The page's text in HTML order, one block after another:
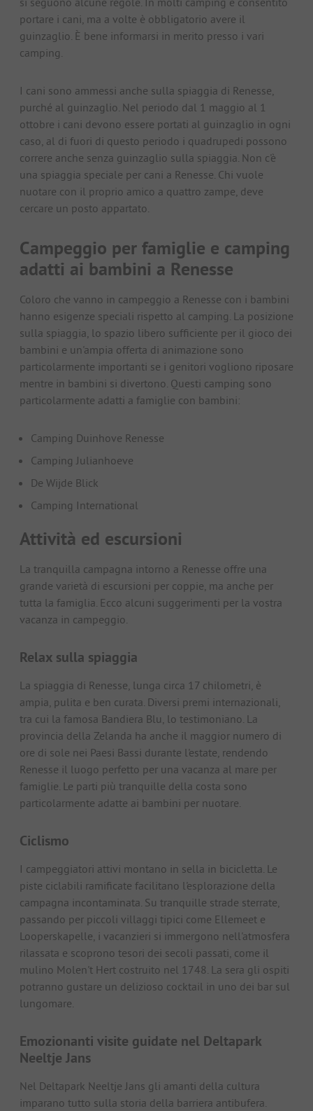
portare i cani, ma a volte è obbligatorio avere il
guinzaglio. È bene informarsi in merito presso i vari
camping.
I cani sono ammessi anche sulla spiaggia di Renesse,
purché al guinzaglio. Nel periodo dal 1 maggio al 1
ottobre i cani devono essere portati al guinzaglio in ogni
caso, al di fuori di questo periodo i quadrupedi possono
correre anche senza guinzaglio sulla spiaggia. Non c'è
una spiaggia speciale per cani a Renesse. Chi vuole
nuotare con il proprio amico a quattro zampe, deve
cercare un posto appartato.
Campeggio per famiglie e camping
adatti ai bambini a Renesse
Coloro che vanno in campeggio a Renesse con i bambini
hanno esigenze speciali rispetto al camping. La posizione
sulla spiaggia, lo spazio libero sufficiente per il gioco dei
bambini e un'ampia offerta di animazione sono
particolarmente importanti se i genitori vogliono riposare
mentre in bambini si divertono. Questi camping sono
particolarmente adatti a famiglie con bambini:
Camping Duinhove Renesse
Camping Julianhoeve
De Wijde Blick
Camping International
Attività ed escursioni
La tranquilla campagna intorno a Renesse offre una
grande varietà di escursioni per coppie, ma anche per
tutta la famiglia. Ecco alcuni suggerimenti per la vostra
vacanza in campeggio.
Relax sulla spiaggia
La spiaggia di Renesse, lunga circa 17 chilometri, è
ampia, pulita e ben curata. Diversi premi internazionali,
tra cui la famosa Bandiera Blu, lo testimoniano. La
provincia della Zelanda ha anche il maggior numero di
ore di sole nei Paesi Bassi durante l'estate, rendendo
Renesse il luogo perfetto per una vacanza al mare per
famiglie. Le parti più tranquille della costa sono
particolarmente adatte ai bambini per nuotare.
Ciclismo
I campeggiatori attivi montano in sella in bicicletta. Le
piste ciclabili ramificate facilitano l'esplorazione della
campagna incontaminata. Su tranquille strade sterrate,
passando per piccoli villaggi tipici come Ellemeet e
Looperskapelle, i vacanzieri si immergono nell'atmosfera
rilassata e scoprono tesori dei secoli passati, come il
mulino Molen't Hert costruito nel 1748. La sera gli ospiti
potranno gustare un delizioso cocktail in uno dei bar sul
lungomare.
Emozionanti visite guidate nel Deltapark
Neeltje Jans
Nel Deltapark Neeltje Jans gli amanti della cultura
imparano tutto sulla storia della barriera antibufera.